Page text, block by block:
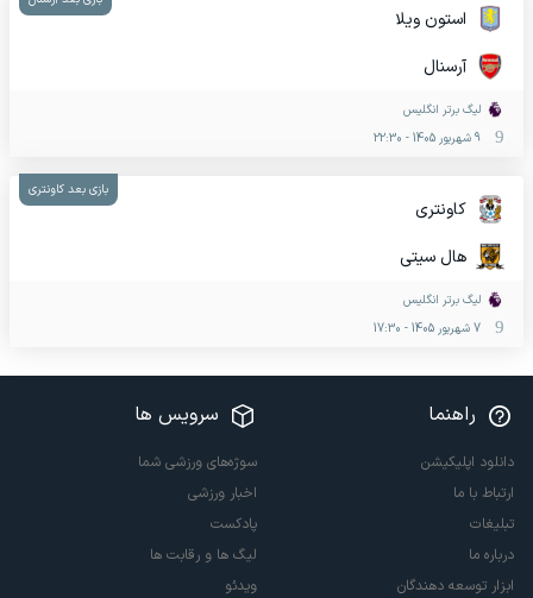
استون ویلا
آرسنال
لیگ برتر انگلیس
9 شهریور 1405
-
22:30
کاونتری
هال سیتی
لیگ برتر انگلیس
7 شهریور 1405
-
17:30
بازی بعد کاونتری
راهنما
دانلود اپلیکیشن
ارتباط با ما
تبلیغات
درباره ما
ابزار توسعه دهندگان
سرویس ها
سوژه‌های ورزشی شما
اخبار ورزشی
پادکست
لیگ ها و رقابت ها
ویدئو